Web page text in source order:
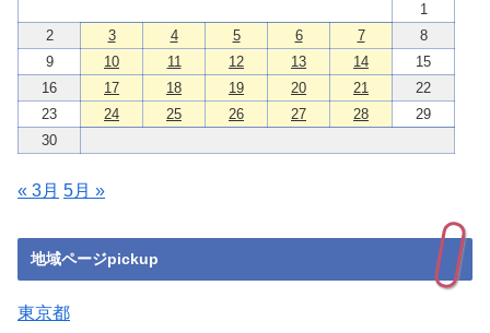
1
2
3 4 5 6 7
8
9
10 11 12 13 14
15
16
17 18 19 20 21
22
23
24 25 26 27 28
29
30
« 3月 5月 »
地域ページpickup
東京都